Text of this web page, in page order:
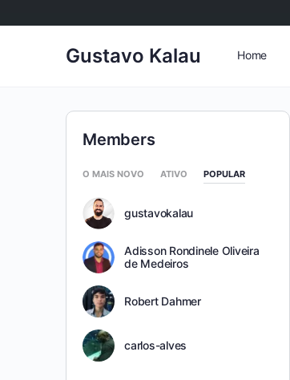
Gustavo Kalau Home
Members
O MAIS NOVO ATIVO POPULAR
gustavokalau
Adisson Rondinele Oliveira
de Medeiros
Robert Dahmer
carlos-alves